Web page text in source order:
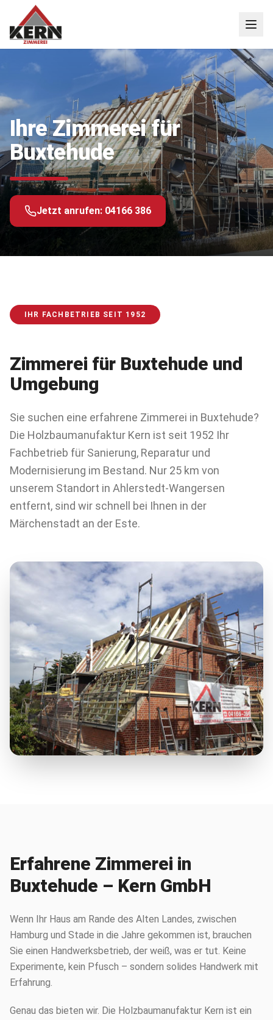
Ihre Zimmerei für
Buxtehude
Jetzt anrufen: 04166 386
IHR FACHBETRIEB SEIT 1952
Zimmerei für Buxtehude und
Umgebung
Sie suchen eine erfahrene Zimmerei in Buxtehude?
Die Holzbaumanufaktur Kern ist seit 1952 Ihr
Fachbetrieb für Sanierung, Reparatur und
Modernisierung im Bestand. Nur 25 km von
unserem Standort in Ahlerstedt-Wangersen
entfernt, sind wir schnell bei Ihnen in der
Märchenstadt an der Este.
Erfahrene Zimmerei in
Buxtehude – Kern GmbH
Wenn Ihr Haus am Rande des Alten Landes, zwischen
Hamburg und Stade in die Jahre gekommen ist, brauchen
Sie einen Handwerksbetrieb, der weiß, was er tut. Keine
Experimente, kein Pfusch – sondern solides Handwerk mit
Erfahrung.
Genau das bieten wir. Die Holzbaumanufaktur Kern ist ein